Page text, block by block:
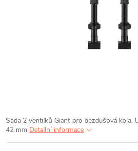
Sada 2 ventilků Giant pro bezdušová kola.
42 mm Detailní informace